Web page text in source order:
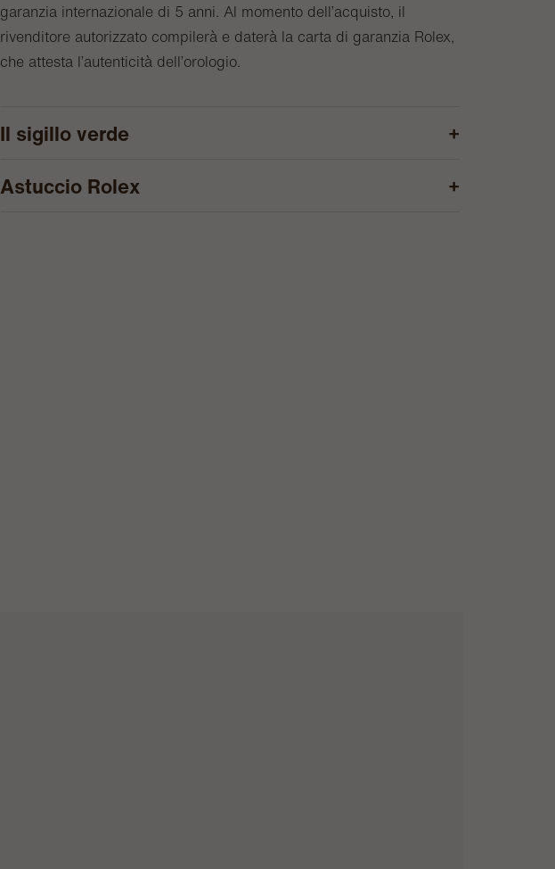
garanzia internazionale di 5 anni. Al momento dell’acquisto, il
rivenditore autorizzato compilerà e daterà la carta di garanzia Rolex,
che attesta l’autenticità dell’orologio.
Il sigillo verde
Astuccio Rolex